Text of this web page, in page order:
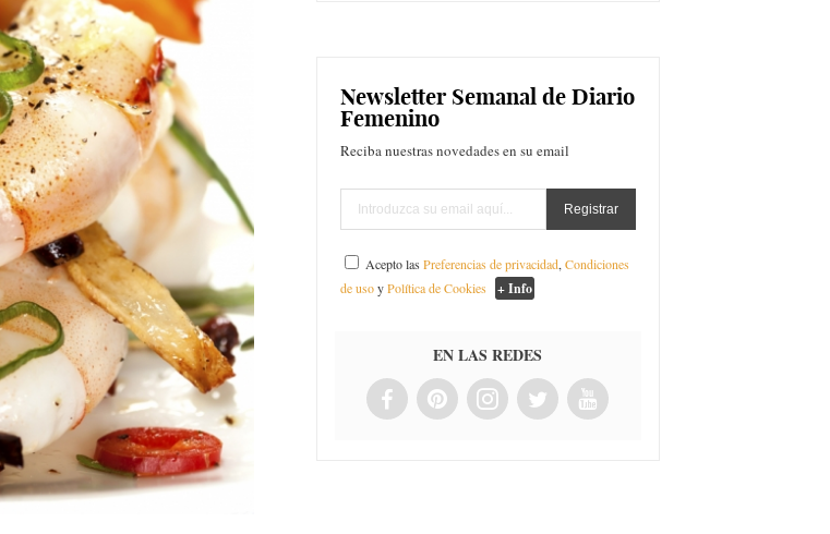
Newsletter Semanal de Diario
Femenino
Reciba nuestras novedades en su email
Acepto lasPreferencias de privacidad,Condiciones
de usoyPolítica de Cookies + Info
EN LAS REDES